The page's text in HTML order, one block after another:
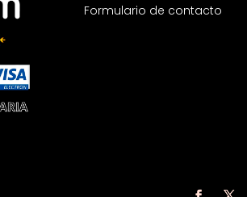
Formulario de contacto